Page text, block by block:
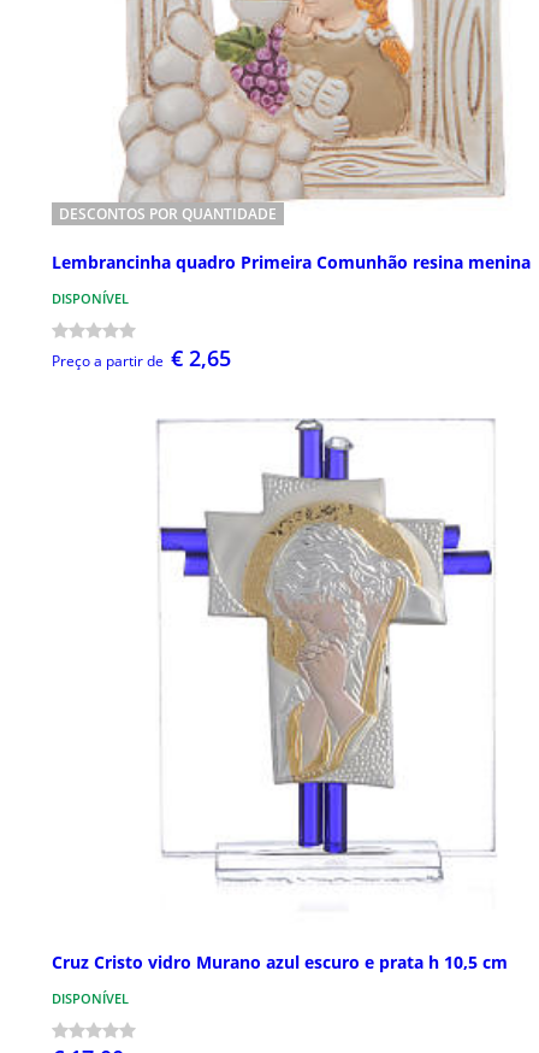
DESCONTOS POR QUANTIDADE
Lembrancinha quadro Primeira Comunhão resina menina
DISPONÍVEL
Preço a partir de € 2,65
Cruz Cristo vidro Murano azul escuro e prata h 10,5 cm
DISPONÍVEL